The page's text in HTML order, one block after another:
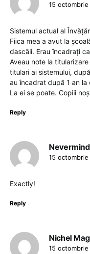
15
Sistemul actual al
Fiica mea a avut la
dascăli. Erau încadrați
Aveau note la
titulari ai sistemului,
au încadrat după 1 an
La ei se poate. Copiii
Reply
Nevermind
15 octombrie
Exactly!
Reply
Nichel
15 octombrie